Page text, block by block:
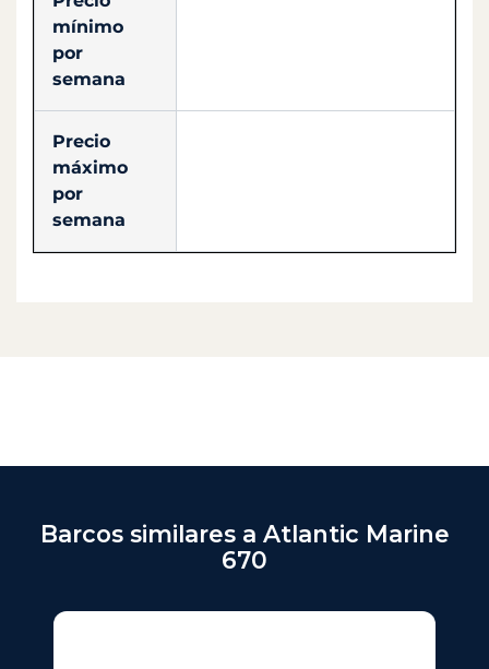
mínimo
por
semana
Precio
máximo
por
semana
Barcos similares a Atlantic Marine
670